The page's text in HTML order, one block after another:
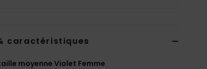
caractéristiques
moyenne Violet Femme